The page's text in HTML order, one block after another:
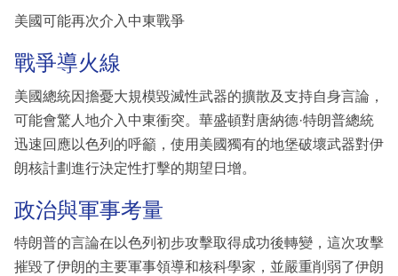
區
美國可能再次介入中東戰爭
戰爭導火線
美國總統因擔憂大規模毀滅性武器的擴散及支持自身言論，
可能會驚人地介入中東衝突。華盛頓對唐納德·特朗普總統
迅速回應以色列的呼籲，使用美國獨有的地堡破壞武器對伊
朗核計劃進行決定性打擊的期望日增。
政治與軍事考量
特朗普的言論在以色列初步攻擊取得成功後轉變，這次攻擊
摧毀了伊朗的主要軍事領導和核科學家，並嚴重削弱了伊朗